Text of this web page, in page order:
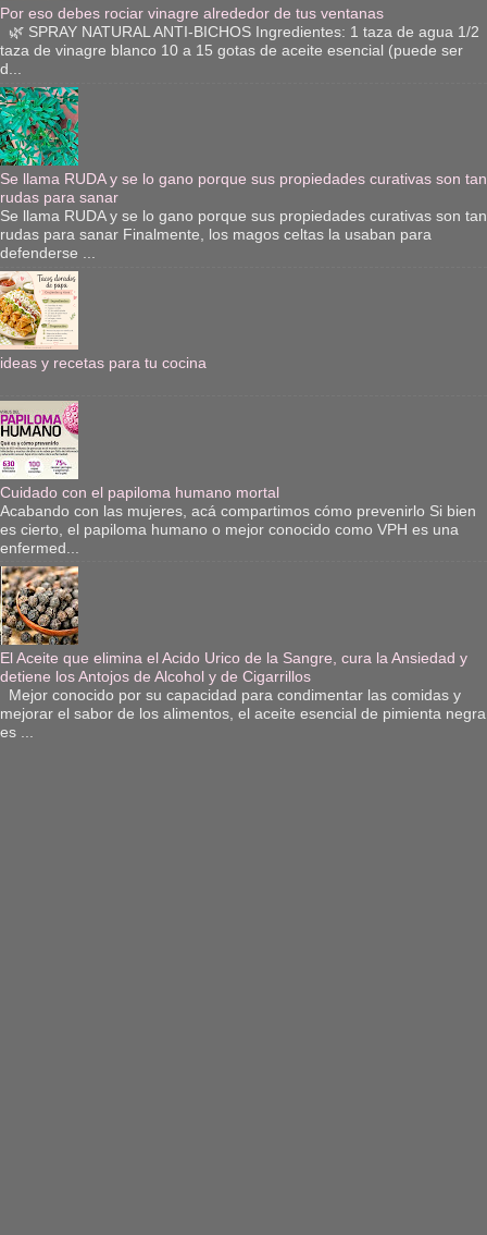
Por eso debes rociar vinagre alrededor de tus ventanas
🌿 SPRAY NATURAL ANTI-BICHOS Ingredientes: 1 taza de agua 1/2
taza de vinagre blanco 10 a 15 gotas de aceite esencial (puede ser
d...
Se llama RUDA y se lo gano porque sus propiedades curativas son tan
rudas para sanar
Se llama RUDA y se lo gano porque sus propiedades curativas son tan
rudas para sanar Finalmente, los magos celtas la usaban para
defenderse ...
ideas y recetas para tu cocina
Cuidado con el papiloma humano mortal
Acabando con las mujeres, acá compartimos cómo prevenirlo Si bien
es cierto, el papiloma humano o mejor conocido como VPH es una
enfermed...
El Aceite que elimina el Acido Urico de la Sangre, cura la Ansiedad y
detiene los Antojos de Alcohol y de Cigarrillos
Mejor conocido por su capacidad para condimentar las comidas y
mejorar el sabor de los alimentos, el aceite esencial de pimienta negra
es ...